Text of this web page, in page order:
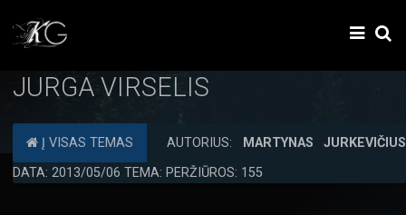
JURGA VIRSELIS
Į VISAS TEMAS AUTORIUS:
MARTYNAS JURKEVIČIUS
DATA: 2013/05/06 TEMA: PERŽIŪROS: 155